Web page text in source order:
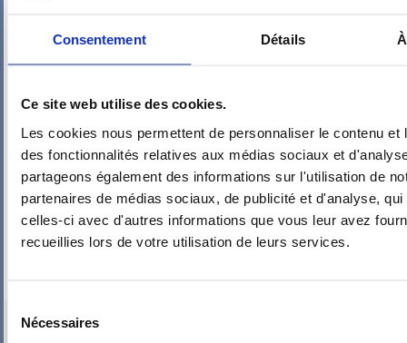
Consentement Détails
Ce site web utilise des cookies.
Les cookies nous permettent de personnaliser le contenu et
des fonctionnalités relatives aux médias sociaux et
partageons également des informations sur l'utilisation de
partenaires de médias sociaux, de publicité et d'analyse,
celles-ci avec d'autres informations que vous leur avez
recueillies lors de votre utilisation de leurs services.
Nécessaires
PIEUVRE PRO-FIL PERSONNALISÉE : CHAMBRE IDAN